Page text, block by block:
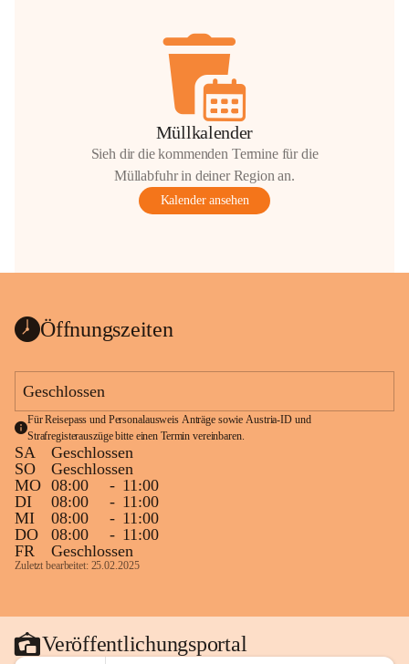
Müllkalender
Sieh dir die kommenden Termine für die
Müllabfuhr in deiner Region an.
Kalender ansehen
Öffnungszeiten
Geschlossen
Für Reisepass und Personalausweis Anträge sowie Austria-ID und
Strafregisterauszüge bitte einen Termin vereinbaren.
SA
Geschlossen
SO
Geschlossen
MO 08:00 - 11:00
DI
08:00 - 11:00
MI
08:00 - 11:00
DO
08:00 - 11:00
FR
Geschlossen
Zuletzt bearbeitet: 25.02.2025
Veröffentlichungsportal